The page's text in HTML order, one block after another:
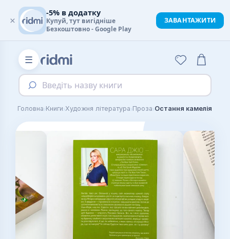
☰
Введіть назву книги
Головна›Книги›Художня література›Проза›Остання камелія (м)
×
-5% в додатку
Купуй, тут вигідніше
Безкоштовно - Google Play
ЗАВАНТАЖИТИ